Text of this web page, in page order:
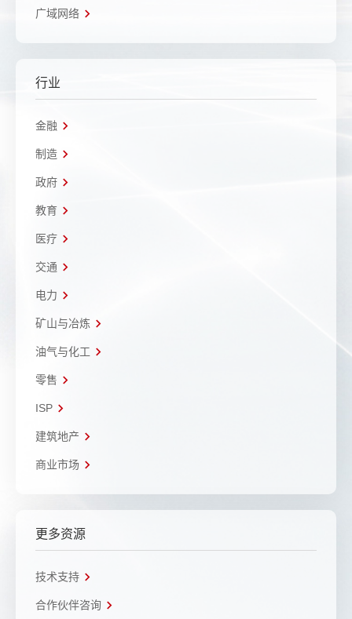
广域网络
行业
金融
制造
政府
教育
医疗
交通
电力
矿山与冶炼
油气与化工
零售
ISP
建筑地产
商业市场
更多资源
技术支持
合作伙伴咨询